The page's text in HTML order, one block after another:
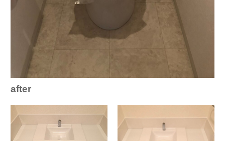
after